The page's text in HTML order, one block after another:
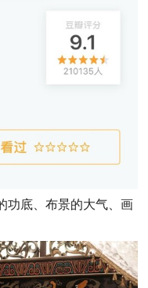
功底、布景的大气、画